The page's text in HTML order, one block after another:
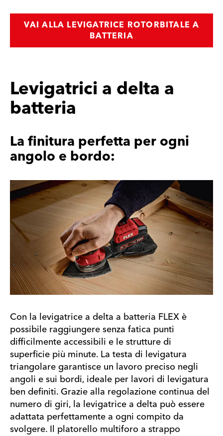
VAI ALLA LEVIGATRICE ROTORBITALE A
BATTERIA
Levigatrici a delta a
batteria
La finitura perfetta per ogni
angolo e bordo:
Con la levigatrice a delta a batteria FLEX è
possibile raggiungere senza fatica punti
difficilmente accessibili e le strutture di
superficie più minute. La testa di levigatura
triangolare garantisce un lavoro preciso negli
angoli e sui bordi, ideale per lavori di levigatura
ben definiti. Grazie alla regolazione continua del
numero di giri, la levigatrice a delta può essere
adattata perfettamente a ogni compito da
svolgere. Il platorello multiforo a strappo